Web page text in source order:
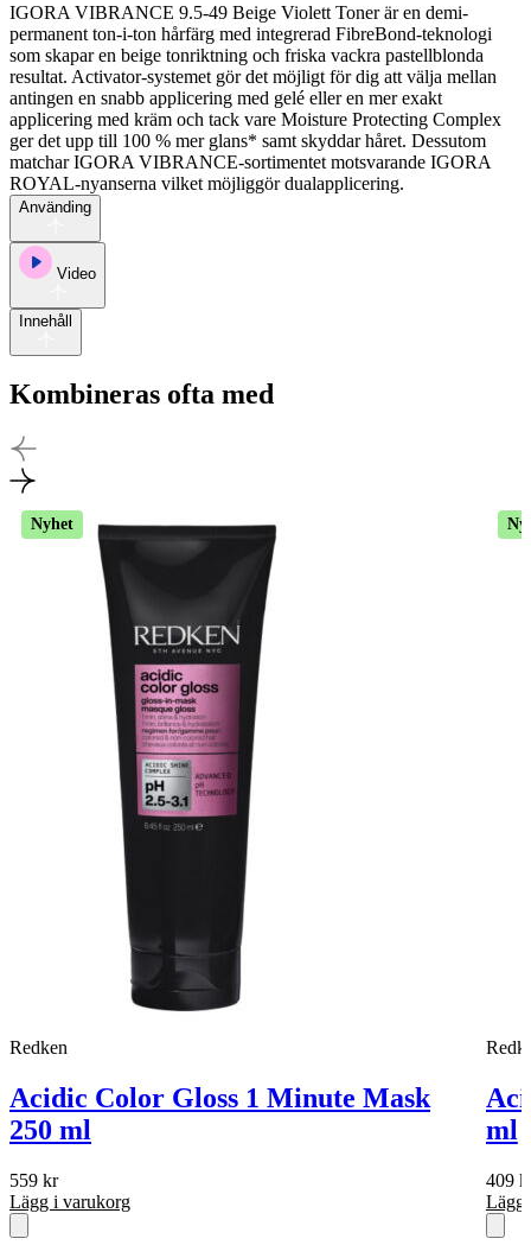
IGORA VIBRANCE 9.5-49 Beige Violett Toner är en demi-
permanent ton-i-ton hårfärg med integrerad FibreBond-teknologi
som skapar en beige tonriktning och friska vackra pastellblonda
resultat. Activator-systemet gör det möjligt för dig att välja mellan
antingen en snabb applicering med gelé eller en mer exakt
applicering med kräm och tack vare Moisture Protecting Complex
ger det upp till 100 % mer glans* samt skyddar håret. Dessutom
matchar IGORA VIBRANCE-sortimentet motsvarande IGORA
ROYAL-nyanserna vilket möjliggör dualapplicering.
Använding
Video
Innehåll
Kombineras ofta med
Nyhet
Redken
Acidic Color Gloss 1 Minute Mask
250 ml
559 kr
Lägg i varukorg
ml
409
Lägg